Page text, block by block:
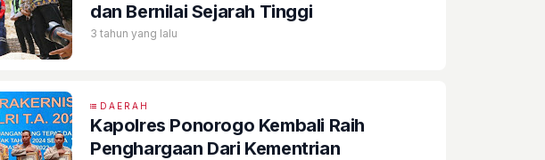
dan Bernilai Sejarah Tinggi
3 tahun yang lalu
DAERAH
Kapolres Ponorogo Kembali Raih
Penghargaan Dari Kementrian